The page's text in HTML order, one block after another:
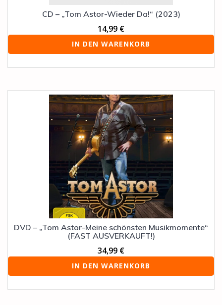
CD – „Tom Astor-Wieder Da!“ (2023)
14,99 €
IN DEN WARENKORB
DVD – „Tom Astor-Meine schönsten Musikmomente“
(FAST AUSVERKAUFT!)
34,99 €
IN DEN WARENKORB